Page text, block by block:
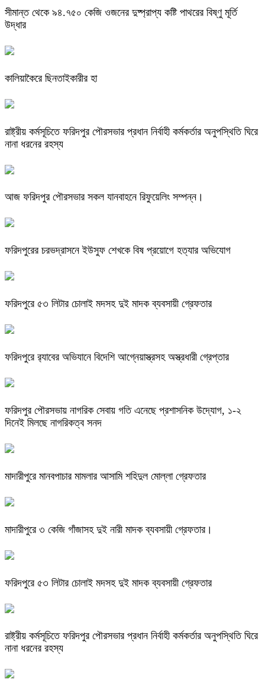
সীমান্ত থেকে ৯৪.৭৫০ কেজি ওজনের দুষ্প্রাপ্য কষ্টি পাথরের বিষ্ণু মূর্তি
উদ্ধার
কালিয়াকৈরে ছিনতাইকারীর হা
রাষ্ট্রীয় কর্মসূচিতে ফরিদপুর পৌরসভার প্রধান নির্বাহী কর্মকর্তার অনুপস্থিতি ঘিরে
নানা ধরনের রহস্য
আজ ফরিদপুর পৌরসভার সকল যানবাহনে রিফুয়েলিং সম্পন্ন।
ফরিদপুরের চরভদ্রাসনে ইউসুফ শেখকে বিষ প্রয়োগে হত্যার অভিযোগ
ফরিদপুরে ৫৩ লিটার চোলাই মদসহ দুই মাদক ব্যবসায়ী গ্রেফতার
ফরিদপুরে র‌্যাবের অভিযানে বিদেশি আগ্নেয়াস্ত্রসহ অস্ত্রধারী গ্রেপ্তার
ফরিদপুর পৌরসভায় নাগরিক সেবায় গতি এনেছে প্রশাসনিক উদ্যোগ, ১-২
দিনেই মিলছে নাগরিকত্ব সনদ
মাদারীপুরে মানবপাচার মামলার আসামি শহিদুল মোল্লা গ্রেফতার
মাদারীপুরে ৩ কেজি গাঁজাসহ দুই নারী মাদক ব্যবসায়ী গ্রেফতার।
ফরিদপুরে ৫৩ লিটার চোলাই মদসহ দুই মাদক ব্যবসায়ী গ্রেফতার
রাষ্ট্রীয় কর্মসূচিতে ফরিদপুর পৌরসভার প্রধান নির্বাহী কর্মকর্তার অনুপস্থিতি ঘিরে
নানা ধরনের রহস্য